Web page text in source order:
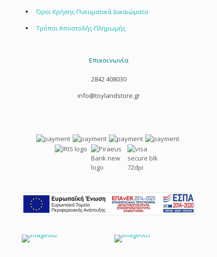
Όροι Χρήσης-Πνευματικά Δικαιώματα
Τρόποι Αποστολής-Πληρωμής
Επικοινωνία
2842 408030
info@toylandstore.gr